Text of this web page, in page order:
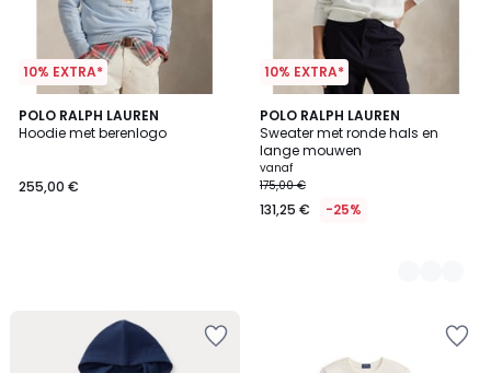
10% EXTRA*
POLO RALPH LAUREN
Hoodie met berenlogo
255,00 €
10% EXTRA*
POLO RALPH LAUREN
Sweater met ronde hals en
lange mouwen
vanaf
175,00 €
131,25 € -25%
3
Kleuren